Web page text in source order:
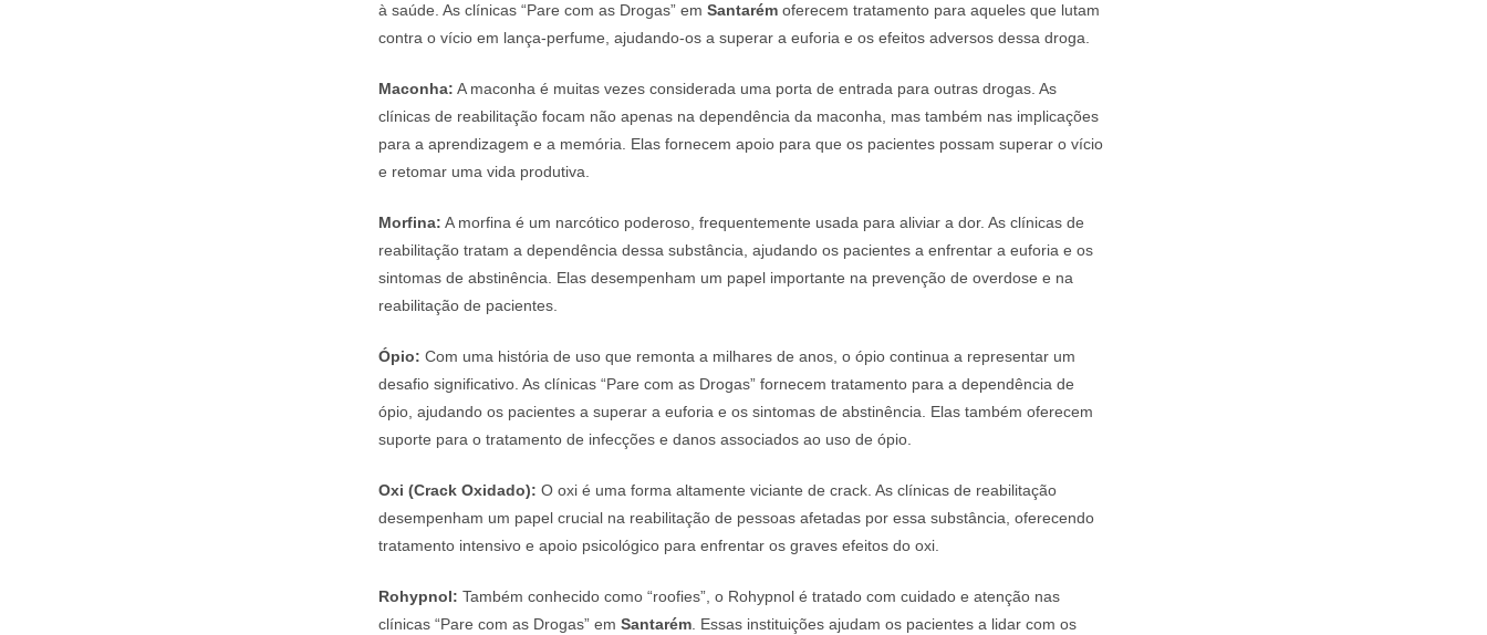
à saúde. As clínicas “Pare com as Drogas” em Santarém oferecem tratamento para aqueles que lutam
contra o vício em lança-perfume, ajudando-os a superar a euforia e os efeitos adversos dessa droga.
Maconha: A maconha é muitas vezes considerada uma porta de entrada para outras drogas. As
clínicas de reabilitação focam não apenas na dependência da maconha, mas também nas implicações
para a aprendizagem e a memória. Elas fornecem apoio para que os pacientes possam superar o vício
e retomar uma vida produtiva.
Morfina: A morfina é um narcótico poderoso, frequentemente usada para aliviar a dor. As clínicas de
reabilitação tratam a dependência dessa substância, ajudando os pacientes a enfrentar a euforia e os
sintomas de abstinência. Elas desempenham um papel importante na prevenção de overdose e na
reabilitação de pacientes.
Ópio: Com uma história de uso que remonta a milhares de anos, o ópio continua a representar um
desafio significativo. As clínicas “Pare com as Drogas” fornecem tratamento para a dependência de
ópio, ajudando os pacientes a superar a euforia e os sintomas de abstinência. Elas também oferecem
suporte para o tratamento de infecções e danos associados ao uso de ópio.
Oxi (Crack Oxidado): O oxi é uma forma altamente viciante de crack. As clínicas de reabilitação
desempenham um papel crucial na reabilitação de pessoas afetadas por essa substância, oferecendo
tratamento intensivo e apoio psicológico para enfrentar os graves efeitos do oxi.
Rohypnol: Também conhecido como “roofies”, o Rohypnol é tratado com cuidado e atenção nas
clínicas “Pare com as Drogas” em Santarém. Essas instituições ajudam os pacientes a lidar com os